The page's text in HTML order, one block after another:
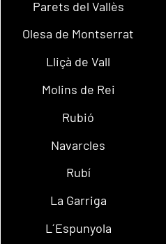
Parets del Vallès
Olesa de Montserrat
Lliçà de Vall
Molins de Rei
Rubió
Navarcles
Rubí
La Garriga
L´Espunyola